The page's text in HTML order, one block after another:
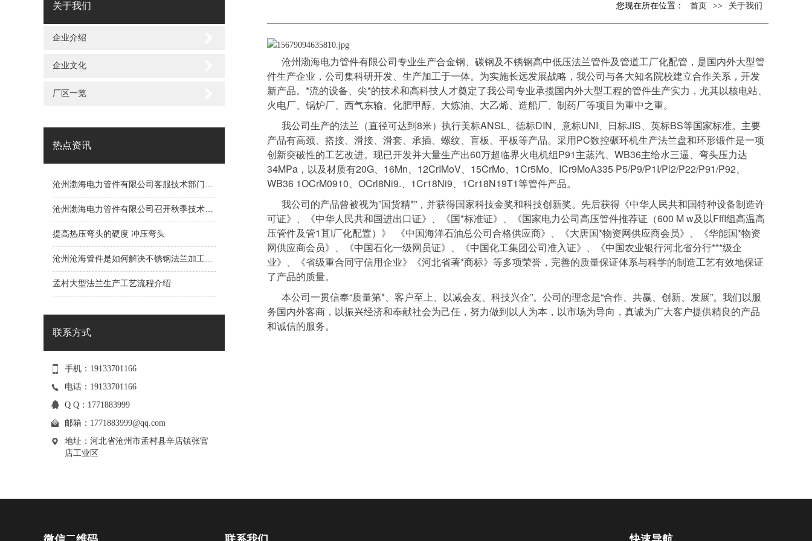
1
关于我们
企业介绍
企业文化
厂区一览
热点资讯
沧州渤海电力管件有限公司客服技术部门竭诚为您服务
沧州渤海电力管件有限公司召开秋季技术研讨会
提高热压弯头的硬度 冲压弯头
沧州沧海管件是如何解决不锈钢法兰加工的问题呢？
孟村大型法兰生产工艺流程介绍
联系方式
手机：19133701166
电话：19133701166
Q Q：1771883999
邮箱： 1771883999@qq.com
地址：河北省沧州市孟村县辛店镇张官
店工业区
您现在所在位置： 首页 >> 关于我们
沧州渤海电力管件有限公司专业生产合金钢、碳钢及不锈钢高中低压法兰管件及管道工厂化配管，是国内外大型管
件生产企业，公司集科研开发、生产加工于一体。为实施长远发展战略，我公司与各大知名院校建立合作关系，开发
新产品。*流的设备、尖*的技术和高科技人才奠定了我公司专业承揽国内外大型工程的管件生产实力，尤其以核电站、
火电厂、锅炉厂、西气东输、化肥甲醇、大炼油、大乙烯、造船厂、制药厂等项目为重中之重。
我公司生产的法兰（直径可达到8米）执行美标ANSL、德标DIN、意标UNI、日标JIS、英标BS等国家标准。主要
产品有高颈、搭接、滑接、滑套、承插、螺纹、盲板、平板等产品。采用PC数控碾环机生产法兰盘和环形锻件是一项
创新突破性的工艺改进。现已开发并大量生产出60万超临界火电机组P91主蒸汽、WB36主给水三逼、弯头压力达
34MPa，以及材质有20G、16Mn、12CrIMoV、15CrMo、1Cr5Mo、ICr9MoA335 P5/P9/P1I/Pl2/P22/P91/P92、
WB36 1OCrM0910、OCrl8Ni9.、1Cr18Ni9、1Cr18N19T1等管件产品。
我公司的产品曾被视为”国货精*”，并获得国家科技金奖和科技创新奖。先后获得《中华人民共和国特种设备制造许
可证》、《中华人民共和国进出口证》、《国*标准证》、《国家电力公司高压管件推荐证（600 M w及以Fffl组高温高
压管件及管1苴I厂化配置）》 《中国海洋石油总公司合格供应商》、《大唐国*物资网供应商会员》、《华能国*物资
网供应商会员》、《中国石化一级网员证》、《中国化工集团公司准入证》、《中国农业银行河北省分行***级企
业》、《省级重合同守信用企业》《河北省著*商标》等多项荣誉，完善的质量保证体系与科学的制造工艺有效地保证
了产品的质量。
本公司一贯信奉“质量第*、客户至上、以减会友、科技兴企”。公司的理念是“合作、共赢、创新、发展”。我们以服
务国内外客商，以振兴经济和奉献社会为己任，努力做到以人为本，以市场为导向，真诚为广大客户提供精良的产品
和诚信的服务。